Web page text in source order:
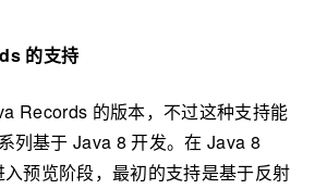
的支持
Records 的版本，不过这种支持能
列基于 Java 8 开发。在 Java 8
预览阶段，最初的支持是基于反射